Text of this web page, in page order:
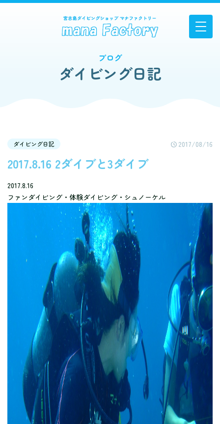
ブログ
ダイビング日記
ダイビング日記 2017/08/16
2017.8.16 2ダイブと3ダイブ
2017.8.16
ファンダイビング・体験ダイビング・シュノーケル